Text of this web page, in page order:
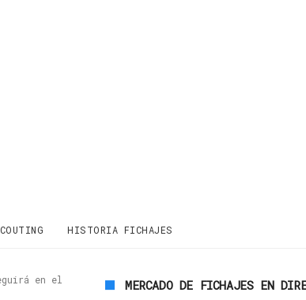
HISTORIA FICHAJES
en el
MERCADO DE FICHAJES EN